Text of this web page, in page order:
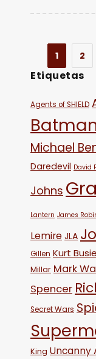
1 2
Etiquetas
Agents of SHIELD
Michael
Daredevil David
Johns
Lantern James
Lemire JLA
Gillen Kurt
Millar Mark
Spencer
Secret Wars
King Uncanny